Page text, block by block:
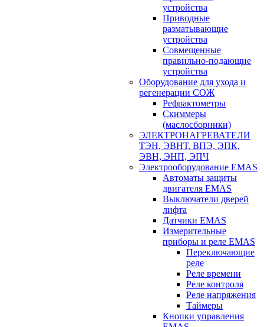
устройства
Приводные
разматывающие
устройства
Совмещенные
правильно-подающие
устройства
Оборудование для ухода и
регенерации СОЖ
Рефрактометры
Скиммеры
(маслосборники)
ЭЛЕКТРОНАГРЕВАТЕЛИ
ТЭН, ЭВНТ, ВПЭ, ЭПК,
ЭВН, ЭНП, ЭПЧ
Электрооборудование EMAS
Автоматы защиты
двигателя EMAS
Выключатели дверей
лифта
Датчики EMAS
Измерительные
приборы и реле EMAS
Переключающие
реле
Реле времени
Реле контроля
Реле напряжения
Таймеры
Кнопки управления